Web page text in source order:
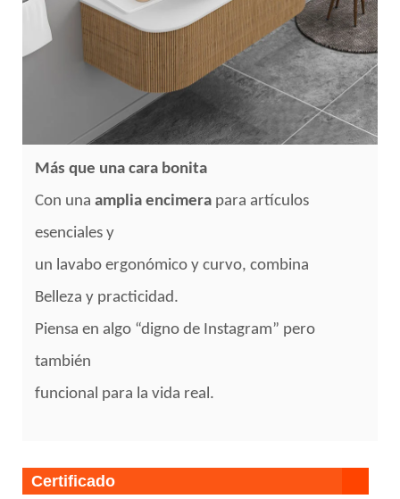
Más que una cara bonita
Con una amplia encimera para artículos
esenciales y
un lavabo ergonómico y curvo, combina
Belleza y practicidad.
Piensa en algo “digno de Instagram” pero
también
funcional para la vida real.
Certificado